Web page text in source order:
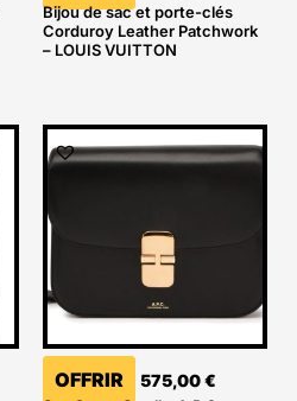
Bijou de sac et porte-clés
Corduroy Leather Patchwork
– LOUIS VUITTON
OFFRIR 575,00€